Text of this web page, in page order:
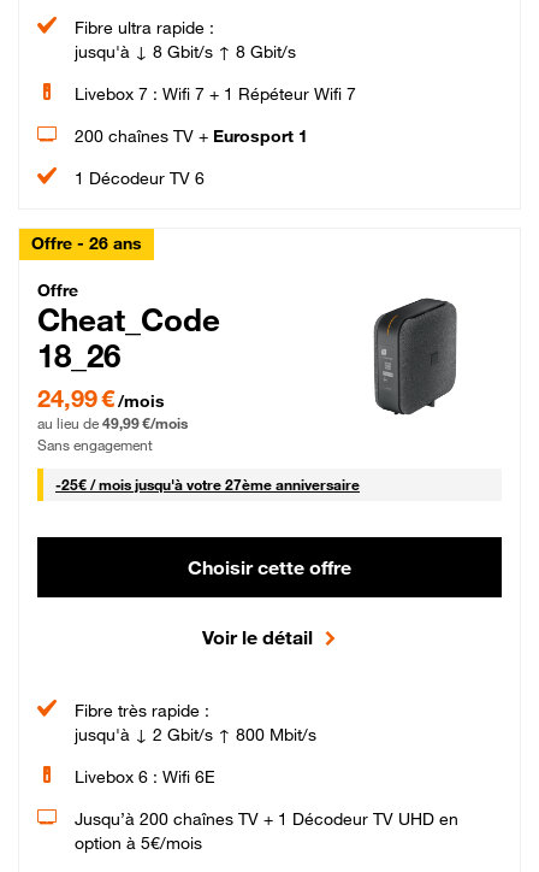
Fibre ultra rapide :
jusqu'à ↓ 8 Gbit/s ↑ 8 Gbit/s
Livebox 7 : Wifi 7 + 1 Répéteur Wifi 7
200 chaînes TV + Eurosport 1
1 Décodeur TV 6
Offre - 26 ans
Cheat_Code Fibre_18_26
Offre
Cheat_Code
18_26
24,99 € par mois pendant 0 mois puis 49,99 € par mois, Sans engagement
24,99 €/mois
au lieu de 49,99 €/mois
Sans engagement
-25€ / mois25 € par mois
jusqu'à votre 27ème anniversaire
Choisir cette offre
Voir le détail
Fibre très rapide :
jusqu'à ↓ 2 Gbit/s ↑ 800 Mbit/s
Livebox 6 : Wifi 6E
Jusqu’à 200 chaînes TV + 1 Décodeur TV UHD en
option à 5€/mois